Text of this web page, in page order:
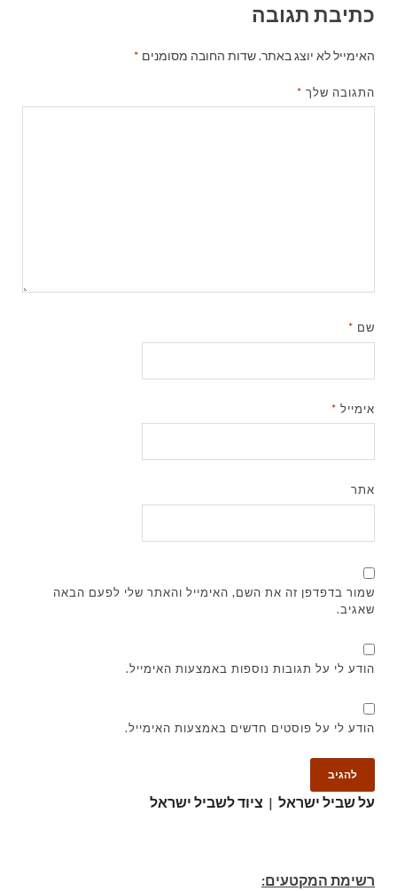
כתיבת תגובה
האימייל לא יוצג באתר.שדות החובה מסומנים *
התגובה שלך *
שם *
אימייל *
אתר
שמור בדפדפן זה את השם, האימייל והאתר שלי לפעם הבאה
שאגיב.
הודע לי על תגובות נוספות באמצעות האימייל.
הודע לי על פוסטים חדשים באמצעות האימייל.
על שביל ישראל | ציוד לשביל ישראל
רשימת המקטעים: